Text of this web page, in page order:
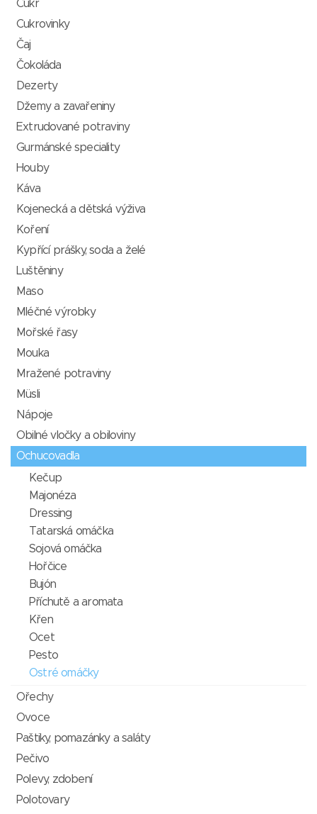
Cukr
Cukrovinky
Čaj
Čokoláda
Dezerty
Džemy a zavařeniny
Extrudované potraviny
Gurmánské speciality
Houby
Káva
Kojenecká a dětská výživa
Koření
Kypřící prášky, soda a želé
Luštěniny
Maso
Mléčné výrobky
Mořské řasy
Mouka
Mražené potraviny
Müsli
Nápoje
Obilné vločky a obiloviny
Ochucovadla
Kečup
Majonéza
Dressing
Tatarská omáčka
Sojová omáčka
Hořčice
Bujón
Příchutě a aromata
Křen
Ocet
Pesto
Ostré omáčky
Ořechy
Ovoce
Paštiky, pomazánky a saláty
Pečivo
Polevy, zdobení
Polotovary